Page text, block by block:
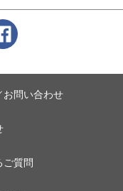
お問い合わせ
ご質問